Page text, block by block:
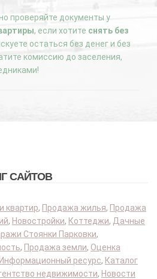
проверяйте документы у
, если хотите снять без
остаться без денег и без
комиссию до заселения,
САЙТОВ
квартир, Продажа жилья, Продажа
, Новостройки, Коттеджи, Дачные
Стоянки Парковки,
, Продажа земли, Оценка
Информационный ресурс, Каталог
недвижимости, Новости